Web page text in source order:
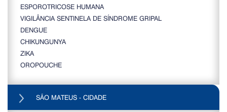
ESPOROTRICOSE HUMANA
VIGILÂNCIA SENTINELA DE SÍNDROME GRIPAL
DENGUE
CHIKUNGUNYA
ZIKA
OROPOUCHE
SÃO MATEUS - CIDADE